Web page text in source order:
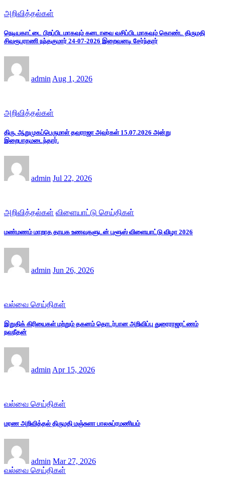
அறிவித்தல்கள்
நெடியகாட்டை பிறப்பிடமாகவும் கனடாவை வசிப்பிடமாகவும் கொண்ட திருமதி
சிவரூபராணி நந்தகுமார் 24-07-2026 இறைவனடி சேர்ந்தார்
admin Aug 1, 2026
அறிவித்தல்கள்
திரு. ஆறுமுகப்பெருமாள் தவராஜா அவர்கள் 15.07.2026 அன்று
இறைபாதமடைந்தார்.
admin Jul 22, 2026
அறிவித்தல்கள் விளையாட்டு செய்திகள்
மண்மணம் மாறாத தாயக உணவுகளுடன் புளூஸ் விளையாட்டு விழா 2026
admin Jun 26, 2026
வல்வை செய்திகள்
இறுதிக் கிரியைகள் மற்றும் தகனம் தொடர்பான அறிவிப்பு துரைராஜரட்ணம்
நவநீதன்
admin Apr 15, 2026
வல்வை செய்திகள்
மரண அறிவித்தல் திருமதி மஞ்சுளா பாலசுப்ரமணியம்
admin Mar 27, 2026
வல்வை செய்திகள்